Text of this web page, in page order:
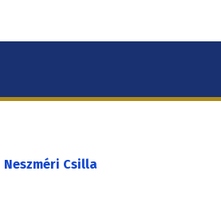
Csilla